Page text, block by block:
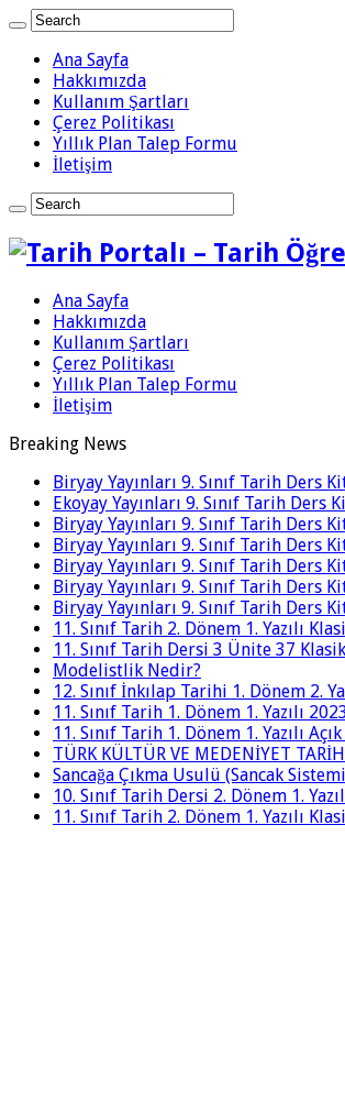
Ana Sayfa
Hakkımızda
Kullanım Şartları
Çerez Politikası
Yıllık Plan Talep Formu
İletişim
Ana Sayfa
Hakkımızda
Kullanım Şartları
Çerez Politikası
Yıllık Plan Talep Formu
İletişim
Breaking News
Biryay Yayınları 9. Sınıf Tarih Ders
Ekoyay Yayınları 9. Sınıf Tarih Ders
Biryay Yayınları 9. Sınıf Tarih Ders
Biryay Yayınları 9. Sınıf Tarih Ders
Biryay Yayınları 9. Sınıf Tarih Ders
Biryay Yayınları 9. Sınıf Tarih Ders
Biryay Yayınları 9. Sınıf Tarih Ders
11. Sınıf Tarih 2. Dönem 1. Yazılı
11. Sınıf Tarih Dersi 3 Ünite 37
Modelistlik Nedir?
12. Sınıf İnkılap Tarihi 1. Dönem 2.
11. Sınıf Tarih 1. Dönem 1. Yazılı
11. Sınıf Tarih 1. Dönem 1. Yazılı
TÜRK KÜLTÜR VE MEDENİYET
Sancağa Çıkma Usulü (Sancak
10. Sınıf Tarih Dersi 2. Dönem 1.
11. Sınıf Tarih 2. Dönem 1. Yazılı